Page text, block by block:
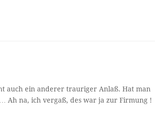
auch ein anderer trauriger Anlaß. Hat man
Ah na, ich vergaß, des war ja zur Firmung !